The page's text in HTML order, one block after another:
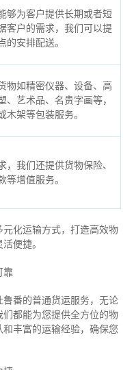
够为客户提供长期或者短
客户的需求，我们可以提
的安排配送。
物如精密仪器、设备、高
、艺术品、名贵字画等，
木架等包装服务。
，我们还提供货物保险、
等增值服务。
化运输方式，打造高效物
便捷。
靠
番的普通货运服务，无论
都能为您提供全方位的物
丰富的运输经验，确保您